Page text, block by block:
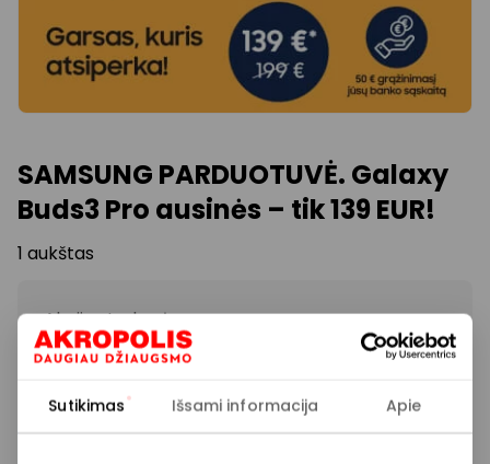
Sutikimas Išsami informacija Apie
SAMSUNG PARDUOTUVĖ. Galaxy
Buds3 Pro ausinės – tik 139 EUR!
1 aukštas
Akcijos trukmė
Nuo 2025.05.05iki
Rodyti lokaciją žemėlapyje